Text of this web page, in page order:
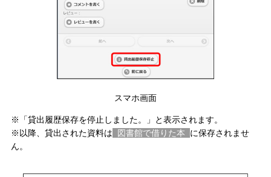
スマホ画面
※「貸出履歴保存を停止しました。」と表示されます。
※以降、貸出された資料は 図書館で借りた本 に保存されませ
ん。